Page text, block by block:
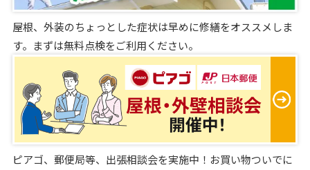
屋根、外装のちょっとした症状は早めに修繕をオススメしま
す。まずは無料点検をご利用ください。
ピアゴ、郵便局等、出張相談会を実施中！お買い物ついでに